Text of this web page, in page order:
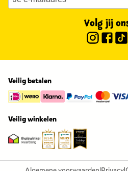
Volg jij
Veilig betalen
Veilig winkelen